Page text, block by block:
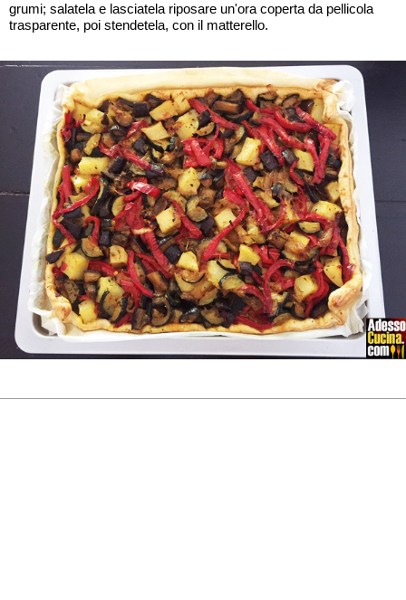
grumi; salatela e lasciatela riposare un'ora coperta da pellicola
trasparente, poi stendetela, con il matterello.